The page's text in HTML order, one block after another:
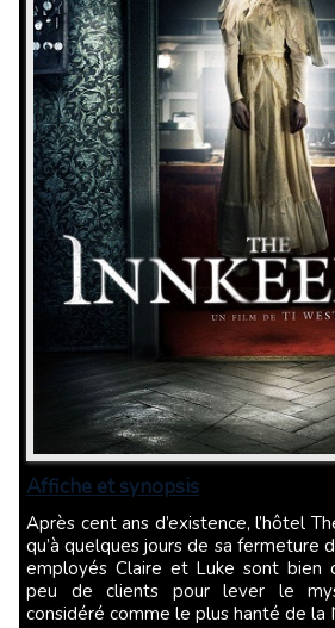
Affiche et synopsis
Après cent ans d’existence, l’hôtel The Yankee Pedlar n’est
qu’à quelques jours de sa fermeture
employés Claire et Luke sont bien
peu de clients pour lever le
considéré comme le plus hanté de